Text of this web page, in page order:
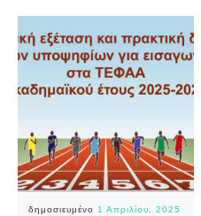
δημοσιευμένο 1 Απριλίου, 2025